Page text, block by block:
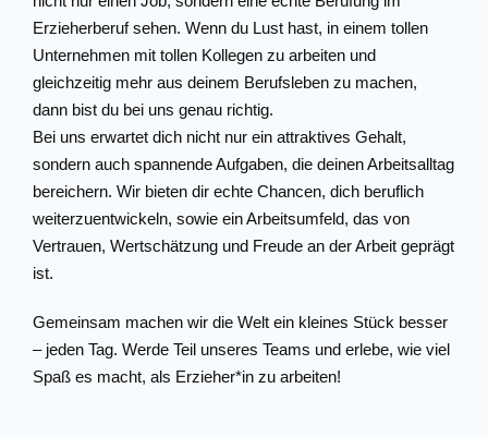
Erzieherberuf sehen. Wenn du Lust hast, in einem tollen
Unternehmen mit tollen Kollegen zu arbeiten und
gleichzeitig mehr aus deinem Berufsleben zu machen,
dann bist du bei uns genau richtig.
Bei uns erwartet dich nicht nur ein attraktives Gehalt,
sondern auch spannende Aufgaben, die deinen Arbeitsalltag
bereichern. Wir bieten dir echte Chancen, dich beruflich
weiterzuentwickeln, sowie ein Arbeitsumfeld, das von
Vertrauen, Wertschätzung und Freude an der Arbeit geprägt
ist.
Gemeinsam machen wir die Welt ein kleines Stück besser
– jeden Tag. Werde Teil unseres Teams und erlebe, wie viel
Spaß es macht, als Erzieher*in zu arbeiten!